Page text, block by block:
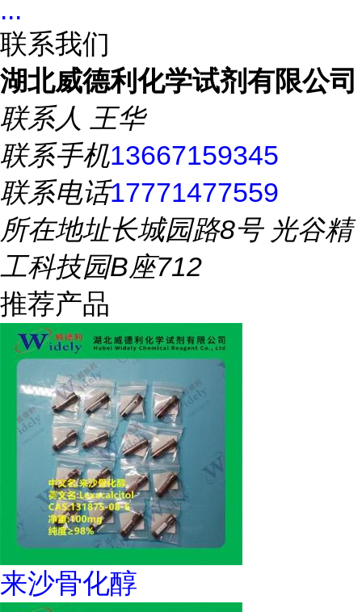
...
联系我们
湖北威德利化学试剂有限公司
联系人 王华
联系手机13667159345
联系电话17771477559
所在地址长城园路8号 光谷精
工科技园B座712
推荐产品
来沙骨化醇